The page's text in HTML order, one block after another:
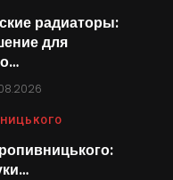
радиаторы:
для